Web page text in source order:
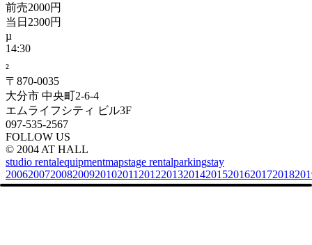
前売2000円
当日2300円
14:30
²
〒870-0035
大分市 中央町2-6-4
エムライフシティ ビル3F
097-535-2567
FOLLOW US
© 2004 AT HALL
studio rentalequipmentmapstage rentalparkingstay
200620072008200920102011 2012201320142015201620172018